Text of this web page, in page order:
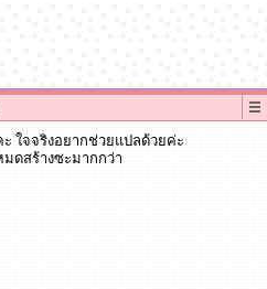
ใจจริงอยากช่วยแปลด้วยค่ะ
ดสร้างซะมากกว่า